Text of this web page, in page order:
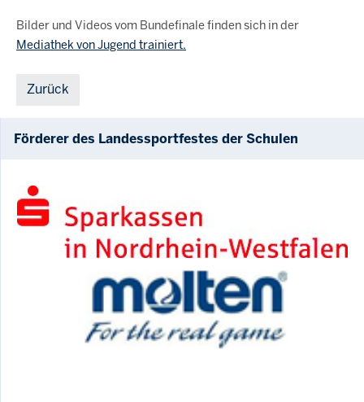
Bilder und Videos vom Bundefinale finden sich in der
Mediathek von Jugend trainiert.
Zurück
Förderer des Landessportfestes der Schulen